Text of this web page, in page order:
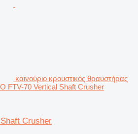
καινούριο κρουστικός θραυστήρας
FTV-70 Vertical Shaft Crusher
Crusher